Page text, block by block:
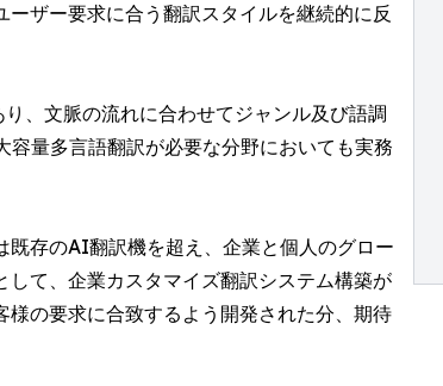
ザー要求に合う翻訳スタイルを継続的に反
、文脈の流れに合わせてジャンル及び語調
量多言語翻訳が必要な分野においても実務
存のAI翻訳機を超え、企業と個人のグロー
て、企業カスタマイズ翻訳システム構築が
の要求に合致するよう開発された分、期待